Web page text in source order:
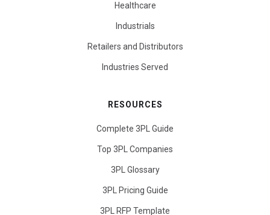
Healthcare
Industrials
Retailers and Distributors
Industries Served
RESOURCES
Complete 3PL Guide
Top 3PL Companies
3PL Glossary
3PL Pricing Guide
3PL RFP Template